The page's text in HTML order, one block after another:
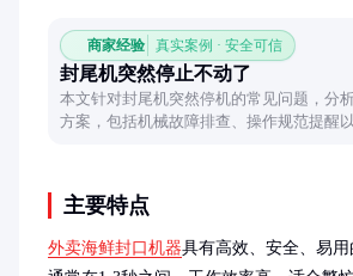
商家经验 真实案例 · 安全可信
封尾机突然停止不动了
本文针对封尾机突然停机的常见问题，分
方案，包括机械故障排查、操作规范提醒
主要特点
外卖海鲜封口机器具有高效、安全、易